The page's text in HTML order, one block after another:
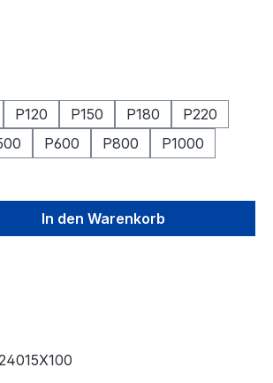
P120 P150 P180
P220
P600 P800
P1000
den gewünschten Wert
In den Warenkorb